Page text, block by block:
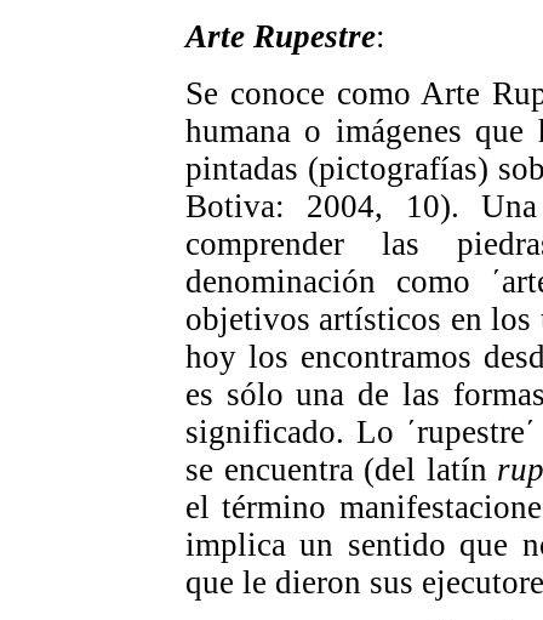
Arte Rupestre:
Se conoce como Arte
humana o imágenes
pintadas (pictografías)
Botiva: 2004, 10).
comprender las
denominación como
objetivos artísticos en
hoy los encontramos
es sólo una de las
significado. Lo
se encuentra (del latín
el término
implica un sentido que
que le dieron sus